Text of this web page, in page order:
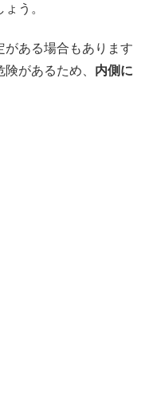
う。
ある場合もあります
があるため、 内側に